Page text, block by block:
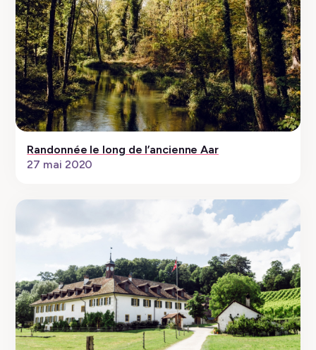
Randonnée le long de l’ancienne Aar
27 mai 2020